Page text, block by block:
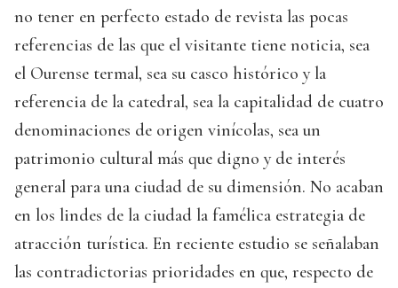
no tener en perfecto estado de revista las pocas
referencias de las que el visitante tiene noticia, sea
el Ourense termal, sea su casco histórico y la
referencia de la catedral, sea la capitalidad de cuatro
denominaciones de origen vinícolas, sea un
patrimonio cultural más que digno y de interés
general para una ciudad de su dimensión. No acaban
en los lindes de la ciudad la famélica estrategia de
atracción turística. En reciente estudio se señalaban
las contradictorias prioridades en que, respecto de